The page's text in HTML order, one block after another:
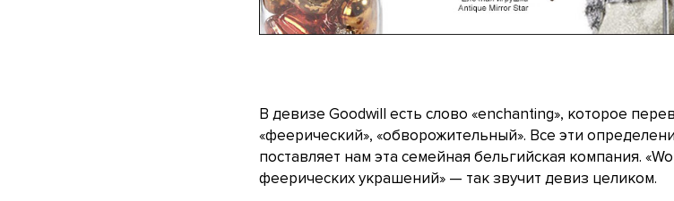
В девизе Goodwill есть слово «enchanting», которое
«феерический», «обворожительный». Все эти
поставляет нам эта семейная бельгийская компания.
феерических украшений» — так звучит девиз целиком.